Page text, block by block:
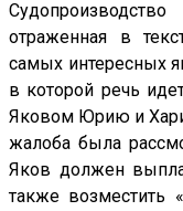
отраженная в
самых интересных
в которой речь
Яковом Юрию и
жалоба была
Яков должен
также возместить